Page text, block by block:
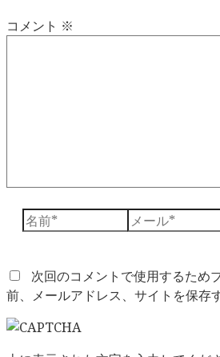
コメント ※
名
前
メ
ー
*
次回のコメントで使用するため
前、メールアドレス、サイトを保存す